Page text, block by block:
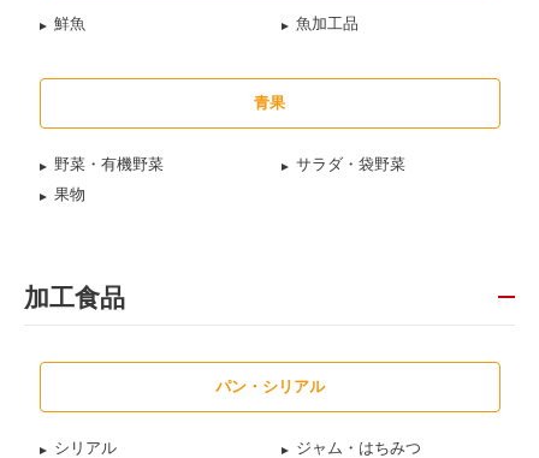
鮮魚 魚加工品
青果
野菜・有機野菜
サラダ・袋野菜
果物
加工食品
パン・シリアル
シリアル ジャム・はちみつ